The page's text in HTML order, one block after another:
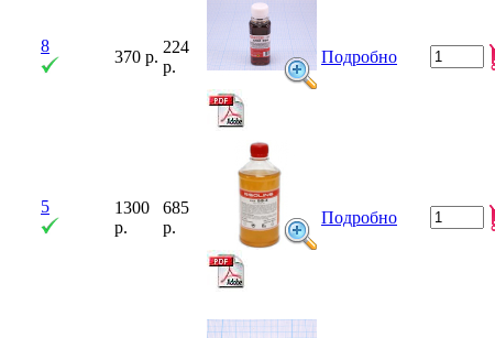
8
370 р.
224
р.
Подробно
5
1300
р.
685
р.
Подробно